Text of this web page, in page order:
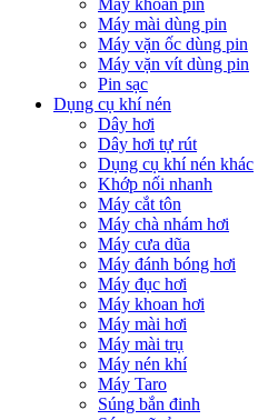
Máy khoan pin
Máy mài dùng pin
Máy vặn ốc dùng pin
Máy vặn vít dùng pin
Pin sạc
Dụng cụ khí nén
Dây hơi
Dây hơi tự rút
Dụng cụ khí nén khác
Khớp nối nhanh
Máy cắt tôn
Máy chà nhám hơi
Máy cưa dũa
Máy đánh bóng hơi
Máy đục hơi
Máy khoan hơi
Máy mài hơi
Máy mài trụ
Máy nén khí
Máy Taro
Súng bắn đinh